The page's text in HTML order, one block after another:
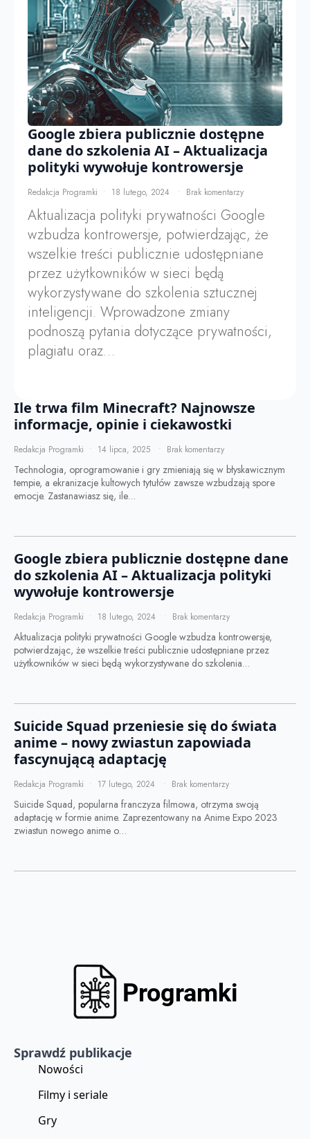
Google zbiera publicznie dostępne
dane do szkolenia AI – Aktualizacja
polityki wywołuje kontrowersje
Redakcja Programki 18 lutego, 2024 Brak komentarzy
Aktualizacja polityki prywatności Google
wzbudza kontrowersje, potwierdzając, że
wszelkie treści publicznie udostępniane
przez użytkowników w sieci będą
wykorzystywane do szkolenia sztucznej
inteligencji. Wprowadzone zmiany
podnoszą pytania dotyczące prywatności,
plagiatu oraz…
Ile trwa film Minecraft? Najnowsze
informacje, opinie i ciekawostki
Redakcja Programki 14 lipca, 2025 Brak komentarzy
Technologia, oprogramowanie i gry zmieniają się w błyskawicznym
tempie, a ekranizacje kultowych tytułów zawsze wzbudzają spore
emocje. Zastanawiasz się, ile…
Google zbiera publicznie dostępne dane
do szkolenia AI – Aktualizacja polityki
wywołuje kontrowersje
Redakcja Programki 18 lutego, 2024 Brak komentarzy
Aktualizacja polityki prywatności Google wzbudza kontrowersje,
potwierdzając, że wszelkie treści publicznie udostępniane przez
użytkowników w sieci będą wykorzystywane do szkolenia…
Suicide Squad przeniesie się do świata
anime – nowy zwiastun zapowiada
fascynującą adaptację
Redakcja Programki 17 lutego, 2024 Brak komentarzy
Suicide Squad, popularna franczyza filmowa, otrzyma swoją
adaptację w formie anime. Zaprezentowany na Anime Expo 2023
zwiastun nowego anime o…
Sprawdź publikacje
Nowości
Filmy i seriale
Gry